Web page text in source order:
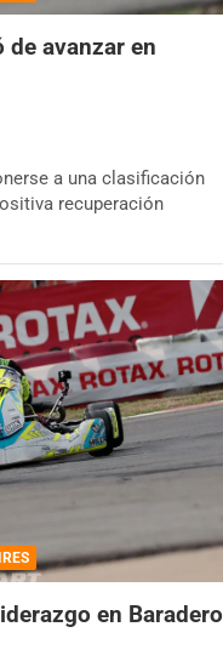
de avanzar en
a una clasificación
recuperación
en Baradero